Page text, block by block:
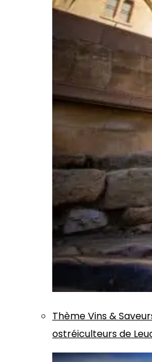
ThèmeVins &
ostréiculteurs de